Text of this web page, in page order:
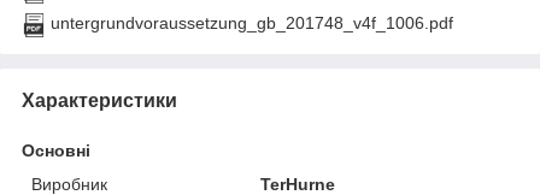
untergrundvoraussetzung_gb_201748_v4f_1006.pdf
Характеристики
Основні
Виробник
TerHurne